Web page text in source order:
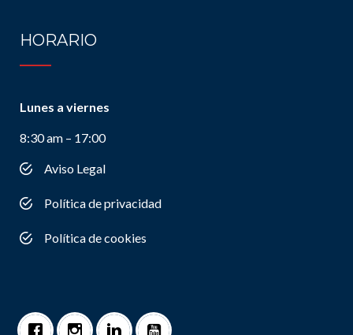
HORARIO
Lunes a viernes
8:30 am – 17:00
Aviso Legal
Política de privacidad
Política de cookies